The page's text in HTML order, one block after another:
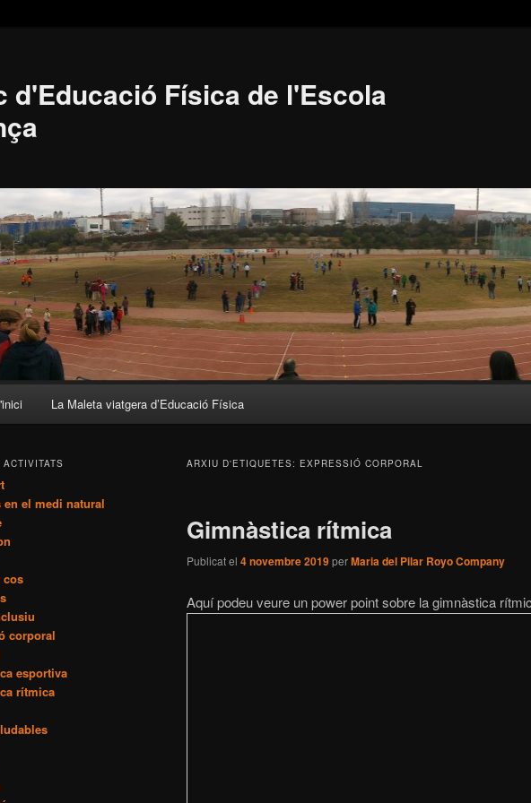
d'Educació Física de l'Escola
La Maleta viatgera d’Educació Física
ARXIU D'ETIQUETES: EXPRESSIÓ CORPORAL
Gimnàstica rítmica
Publicat el 4 novembre 2019perMaria del Pilar Royo Company
Aquí podeu veure un power point sobre la gimnàstica
el medi natural
cos
corporal
esportiva
rítmica